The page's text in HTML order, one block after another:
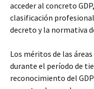
acceder al concreto
clasificación
decreto y la normativa
Los méritos de las
durante el período de
reconocimiento del